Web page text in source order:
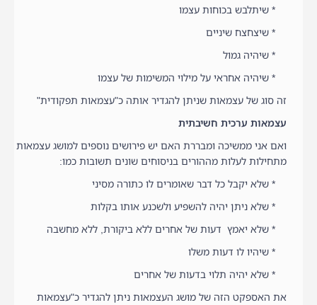
* שיתלבש בכוחות עצמו
* שיצחצח שיניים
* שיהיה גמול
* שיהיה אחראי על מילוי המשימות של עצמו
זה סוג של עצמאות שניתן להגדיר אותה כ"עצמאות תפקודית"
עצמאות ערכית חשיבתית
ואם אני ממשיכה ומבררת האם יש פירושים נוספים למושג עצמאות
מתחילות לעלות מההורים בניסוחים שונים תשובות כמו:
* שלא יקבל כל דבר שאומרים לו כתורה מסיני
* שלא ניתן יהיה להשפיע ולשכנע אותו בקלות
* שלא יאמץ דעות של אחרים ללא ביקורת, ללא מחשבה
* שיהיו לו דעות משלו
* שלא יהיה תלוי בדעות של אחרים
את האספקט הזה של מושג העצמאות ניתן להגדיר כ"עצמאות